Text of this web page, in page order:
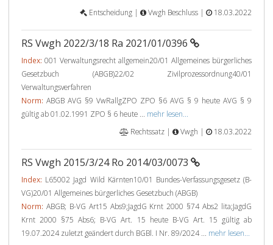
Entscheidung |
Vwgh Beschluss | 18.03.2022
RS Vwgh 2022/3/18 Ra 2021/01/0396
Index: 001 Verwaltungsrecht allgemein20/01 Allgemeines bürgerliches
Gesetzbuch (ABGB)22/02 Zivilprozessordnung40/01
Verwaltungsverfahren
Norm: ABGB AVG §9 VwRallgZPO ZPO §6 AVG § 9 heute AVG § 9
gültig ab 01.02.1991 ZPO § 6 heute ... mehr lesen...
Rechtssatz |
Vwgh | 18.03.2022
RS Vwgh 2015/3/24 Ro 2014/03/0073
Index: L65002 Jagd Wild Kärnten10/01 Bundes-Verfassungsgesetz (B-
VG)20/01 Allgemeines bürgerliches Gesetzbuch (ABGB)
Norm: ABGB; B-VG Art15 Abs9;JagdG Krnt 2000 §74 Abs2 lita;JagdG
Krnt 2000 §75 Abs6; B-VG Art. 15 heute B-VG Art. 15 gültig ab
19.07.2024 zuletzt geändert durch BGBl. I Nr. 89/2024 ... mehr lesen...